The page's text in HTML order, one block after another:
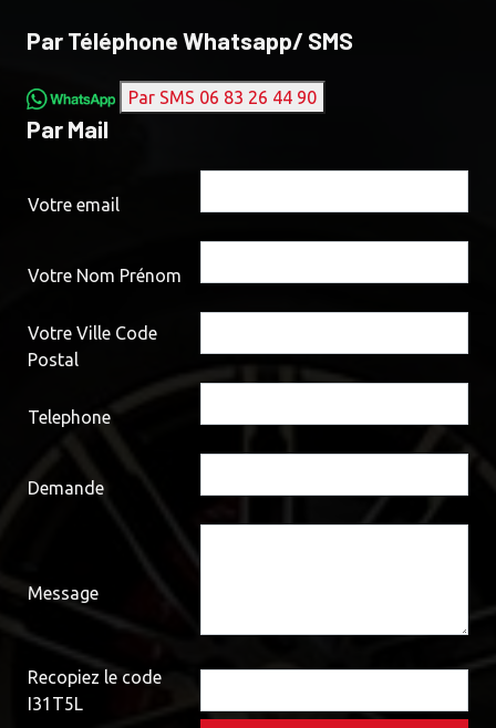
Par Téléphone Whatsapp/ SMS
Par SMS 06 83 26 44 90
Par Mail
Votre email
Votre Nom Prénom
Votre Ville Code
Postal
Telephone
Demande
Message
Recopiez le code
I31T5L